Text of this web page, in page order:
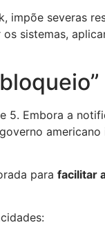
severas
sistemas,
Embora a
para facilitar